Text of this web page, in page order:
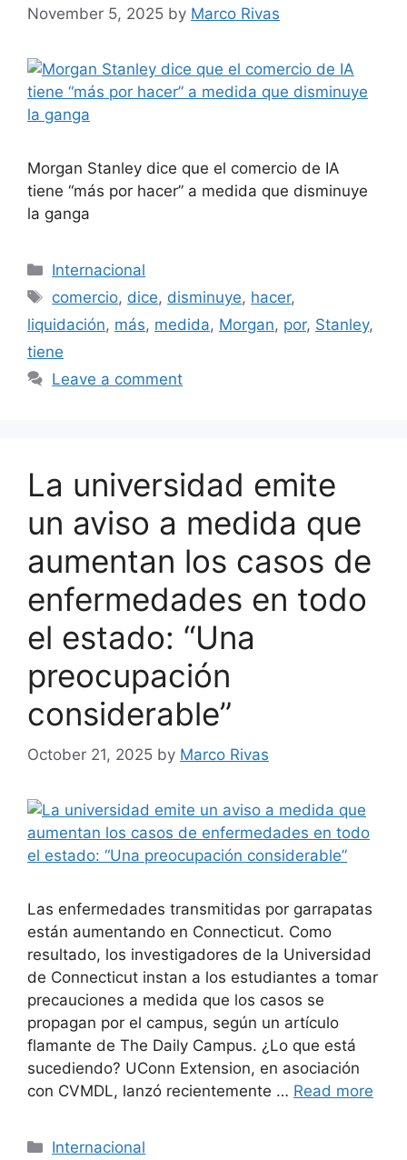
November 5, 2025 by Marco Rivas
Morgan Stanley dice que el comercio de IA
tiene “más por hacer” a medida que disminuye
la ganga
Categories
Internacional
Tags
comercio, dice, disminuye, hacer,
liquidación, más, medida, Morgan, por, Stanley,
tiene
Leave a comment
La universidad emite
un aviso a medida que
aumentan los casos de
enfermedades en todo
el estado: “Una
preocupación
considerable”
October 21, 2025 by Marco Rivas
Las enfermedades transmitidas por garrapatas
están aumentando en Connecticut. Como
resultado, los investigadores de la Universidad
de Connecticut instan a los estudiantes a tomar
precauciones a medida que los casos se
propagan por el campus, según un artículo
flamante de The Daily Campus. ¿Lo que está
sucediendo? UConn Extension, en asociación
con CVMDL, lanzó recientemente … Read more
Categories
Internacional